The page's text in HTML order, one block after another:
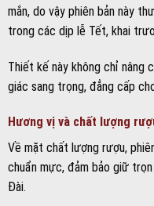
mắn, do vậy phiên bản này
trong các dịp lễ Tết, khai
Thiết kế này không chỉ nâng
giác sang trọng, đẳng cấp
Hương vị và chất lượng
Về mặt chất lượng rượu,
chuẩn mực, đảm bảo giữ
Đài.